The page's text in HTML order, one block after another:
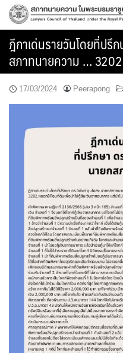
Skip
content
ฎีกาเด่นรายวันโดยที่ปรึ
สภาทนายความ … 3202
17/03/2024 Peerapong